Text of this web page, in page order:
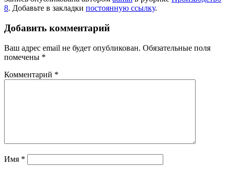
8. Добавьте в закладки постоянную ссылку.
Добавить комментарий
Ваш адрес email не будет опубликован. Обязательные поля
помечены *
Комментарий *
Имя *